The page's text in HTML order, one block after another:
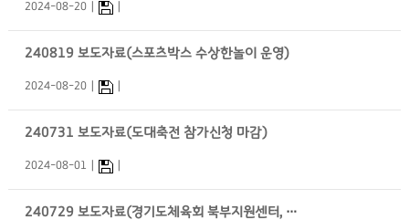
2024-08-20
240819 보도자료(스포츠박스 수상한놀이 운영)
2024-08-20
240731 보도자료(도대축전 참가신청 마감)
2024-08-01
240729 보도자료(경기도체육회 북부지원센터, 북부지역 종목단체 정담회 개최)